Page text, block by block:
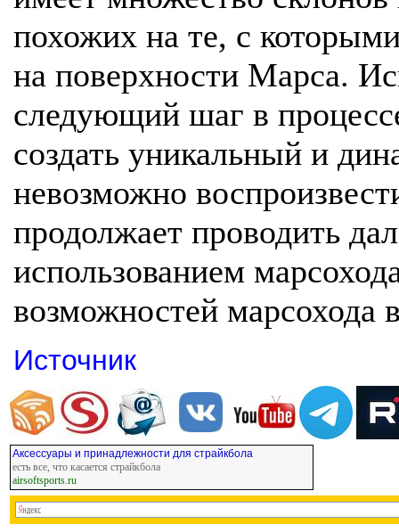
похожих на те, с
на поверхности Марса.
следующий шаг в
создать уникальный и
невозможно
продолжает проводить
использованием
возможностей марсохода
Источник
Аксессуары и принадлежности для страйкбола
есть все, что касается страйкбола
airsoftsports.ru